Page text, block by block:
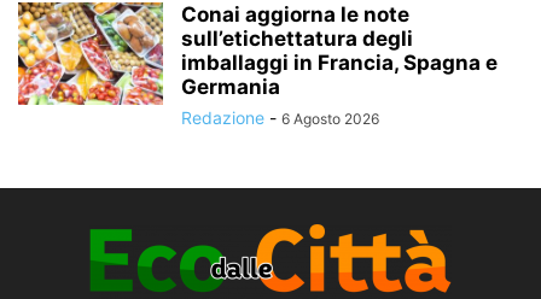
Conai aggiorna le note
sull’etichettatura degli
imballaggi in Francia, Spagna e
Germania
Redazione - 6 Agosto 2026